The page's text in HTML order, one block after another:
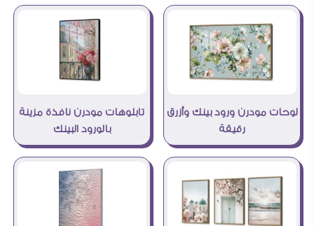
لوحات مودرن ورود بينك وأزرق
رقيقة
تابلوهات مودرن نافذة مزينة
بالورود البينك